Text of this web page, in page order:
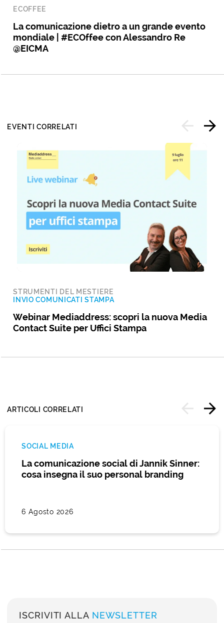
ECOFFEE
La comunicazione dietro a un grande evento
mondiale | #ECOffee con Alessandro Re
@EICMA
EVENTI CORRELATI
STRUMENTI DEL MESTIERE
INVIO COMUNICATI STAMPA
Webinar Mediaddress: scopri la nuova Media
Contact Suite per Uffici Stampa
ARTICOLI CORRELATI
SOCIAL MEDIA
La comunicazione social di Jannik Sinner:
cosa insegna il suo personal branding
6 Agosto 2026
ISCRIVITI ALLA NEWSLETTER